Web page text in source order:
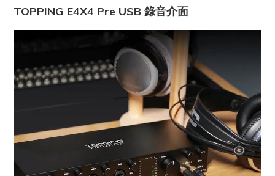
TOPPING E4X4 Pre USB 錄音介面